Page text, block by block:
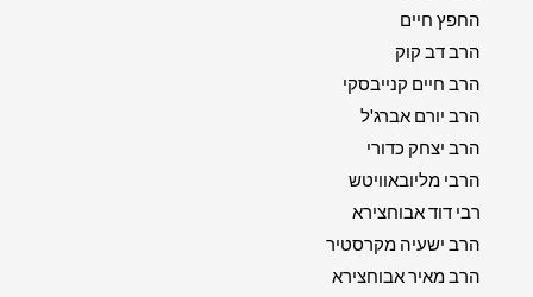
החפץ חיים
הרב דב קוק
הרב חיים קנייבסקי
הרב יורם אברג'ל
הרב יצחק כדורי
הרבי מליובאוויטש
רבי דוד אבוחצירא
הרב ישעיה מקרסטיר
הרב מאיר אבוחצירא